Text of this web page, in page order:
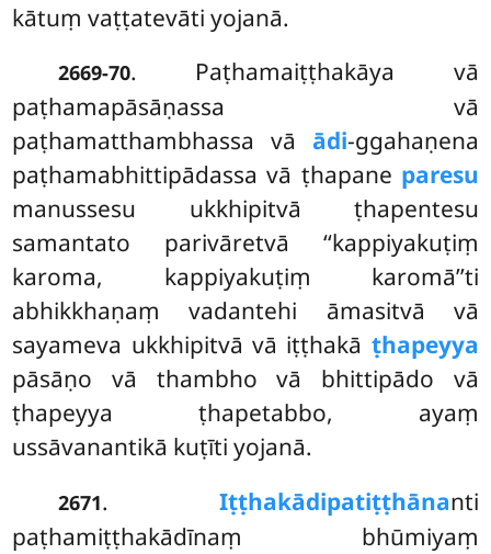
kātuṃ vaṭṭatevāti yojanā.
2669-70. Paṭhamaiṭṭhakāya vā
paṭhamapāsāṇassa vā
paṭhamatthambhassa vā ādi-ggahaṇena
paṭhamabhittipādassa vā ṭhapane paresu
manussesu ukkhipitvā ṭhapentesu
samantato parivāretvā ‘‘kappiyakuṭiṃ
karoma, kappiyakuṭiṃ karomā’’ti
abhikkhaṇaṃ vadantehi āmasitvā vā
sayameva ukkhipitvā vā iṭṭhakā ṭhapeyya
pāsāṇo vā thambho vā bhittipādo vā
ṭhapeyya ṭhapetabbo, ayaṃ
ussāvanantikā kuṭīti yojanā.
2671. Iṭṭhakādipatiṭṭhānanti
paṭhamiṭṭhakādīnaṃ bhūmiyaṃ